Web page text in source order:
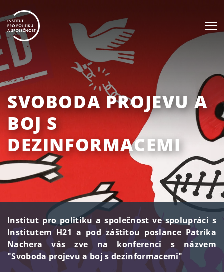
SVOBODA PROJEVU A
BOJ S
DEZINFORMACEMI
Institut pro politiku a společnost ve spolupráci s
Institutem H21 a pod záštitou poslance Patrika
Nachera vás zve na konferenci s názvem
"Svoboda projevu a boj s dezinformacemi"